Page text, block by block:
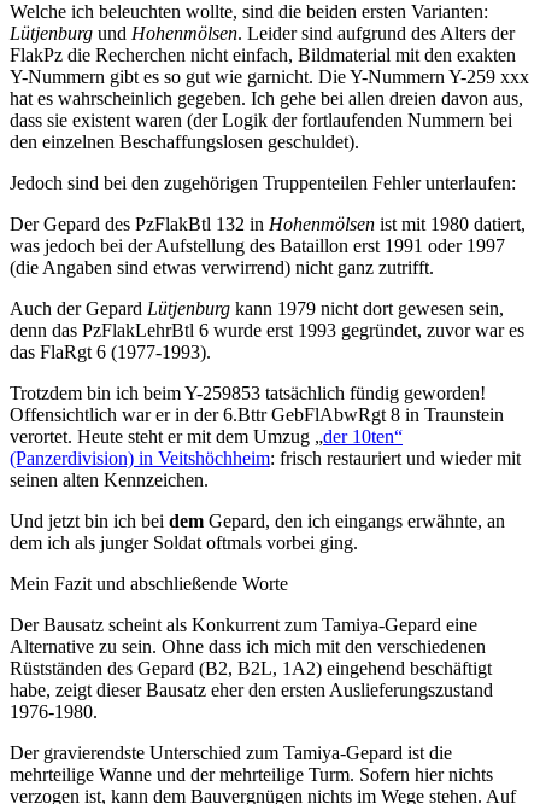
Welche ich beleuchten wollte, sind die beiden ersten Varianten:
Lütjenburg und Hohenmölsen. Leider sind aufgrund des Alters der
FlakPz die Recherchen nicht einfach, Bildmaterial mit den exakten
Y-Nummern gibt es so gut wie garnicht. Die Y-Nummern Y-259 xxx
hat es wahrscheinlich gegeben. Ich gehe bei allen dreien davon aus,
dass sie existent waren (der Logik der fortlaufenden Nummern bei
den einzelnen Beschaffungslosen geschuldet).
Jedoch sind bei den zugehörigen Truppenteilen Fehler unterlaufen:
Der Gepard des PzFlakBtl 132 in Hohenmölsen ist mit 1980 datiert,
was jedoch bei der Aufstellung des Bataillon erst 1991 oder 1997
(die Angaben sind etwas verwirrend) nicht ganz zutrifft.
Auch der Gepard Lütjenburg kann 1979 nicht dort gewesen sein,
denn das PzFlakLehrBtl 6 wurde erst 1993 gegründet, zuvor war es
das FlaRgt 6 (1977-1993).
Trotzdem bin ich beim Y-259853 tatsächlich fündig geworden!
Offensichtlich war er in der 6.Bttr GebFlAbwRgt 8 in Traunstein
verortet. Heute steht er mit dem Umzug „der 10ten“
(Panzerdivision) in Veitshöchheim: frisch restauriert und wieder mit
seinen alten Kennzeichen.
Und jetzt bin ich bei dem Gepard, den ich eingangs erwähnte, an
dem ich als junger Soldat oftmals vorbei ging.
Mein Fazit und abschließende Worte
Der Bausatz scheint als Konkurrent zum Tamiya-Gepard eine
Alternative zu sein. Ohne dass ich mich mit den verschiedenen
Rüstständen des Gepard (B2, B2L, 1A2) eingehend beschäftigt
habe, zeigt dieser Bausatz eher den ersten Auslieferungszustand
1976-1980.
Der gravierendste Unterschied zum Tamiya-Gepard ist die
mehrteilige Wanne und der mehrteilige Turm. Sofern hier nichts
verzogen ist, kann dem Bauvergnügen nichts im Wege stehen. Auf